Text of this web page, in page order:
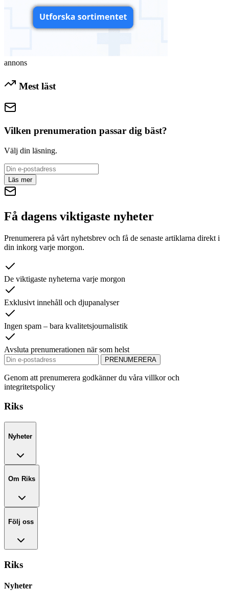
annons
Mest läst
Vilken prenumeration passar dig bäst?
Välj din läsning.
Läs mer
Få dagens viktigaste nyheter
Prenumerera på vårt nyhetsbrev och få de senaste artiklarna direkt i
din inkorg varje morgon.
De viktigaste nyheterna varje morgon
Exklusivt innehåll och djupanalyser
Ingen spam – bara kvalitetsjournalistik
Avsluta prenumerationen när som helst
PRENUMERERA
Genom att prenumerera godkänner du våra villkor och
integritetspolicy
Riks
Nyheter
Om Riks
Följ oss
Riks
Nyheter